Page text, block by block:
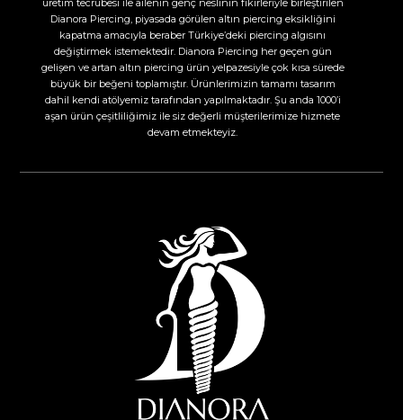
üretim tecrübesi ile ailenin genç neslinin fikirleriyle birleştirilen
Dianora Piercing, piyasada görülen altın piercing eksikliğini
kapatma amacıyla beraber Türkiye’deki piercing algısını
değiştirmek istemektedir. Dianora Piercing her geçen gün
gelişen ve artan altın piercing ürün yelpazesiyle çok kısa sürede
büyük bir beğeni toplamıştır. Ürünlerimizin tamamı tasarım
dahil kendi atölyemiz tarafından yapılmaktadır. Şu anda 1000’i
aşan ürün çeşitliliğimiz ile siz değerli müşterilerimize hizmete
devam etmekteyiz.​